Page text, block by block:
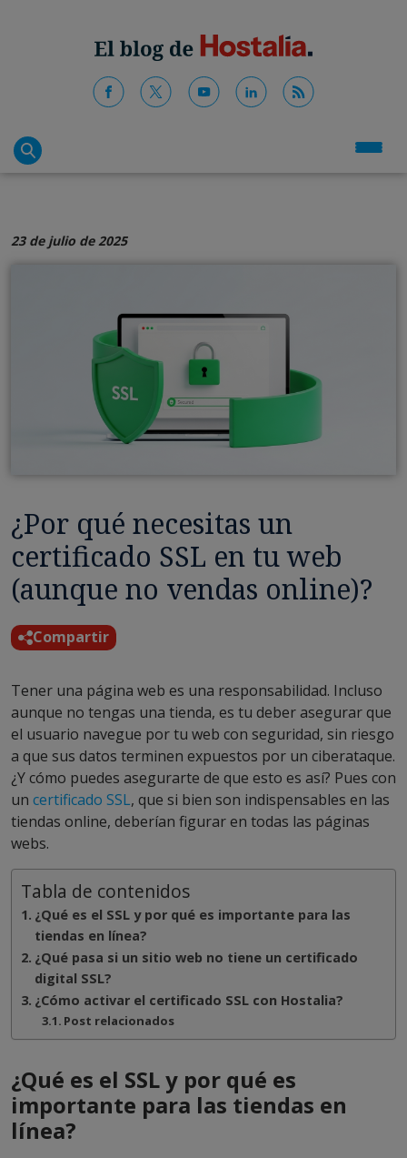
23 de julio de 2025
¿Por qué necesitas un
certificado SSL en tu web
(aunque no vendas online)?
Compartir
Tener una página web es una responsabilidad. Incluso
aunque no tengas una tienda, es tu deber asegurar que
el usuario navegue por tu web con seguridad, sin riesgo
a que sus datos terminen expuestos por un ciberataque.
¿Y cómo puedes asegurarte de que esto es así? Pues con
un certificado SSL, que si bien son indispensables en las
tiendas online, deberían figurar en todas las páginas
webs.
Tabla de contenidos
¿Qué es el SSL y por qué es importante para las
tiendas en línea?
¿Qué pasa si un sitio web no tiene un certificado
digital SSL?
¿Cómo activar el certificado SSL con Hostalia?
Post relacionados
¿Qué es el SSL y por qué es
importante para las tiendas en
línea?